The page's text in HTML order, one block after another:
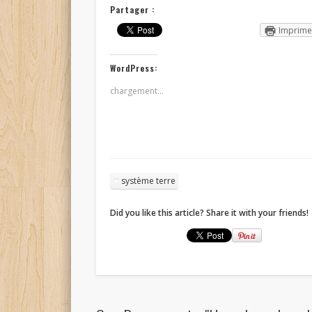
Partager :
WordPress:
chargement…
système terre
Did you like this article? Share it with your friends!